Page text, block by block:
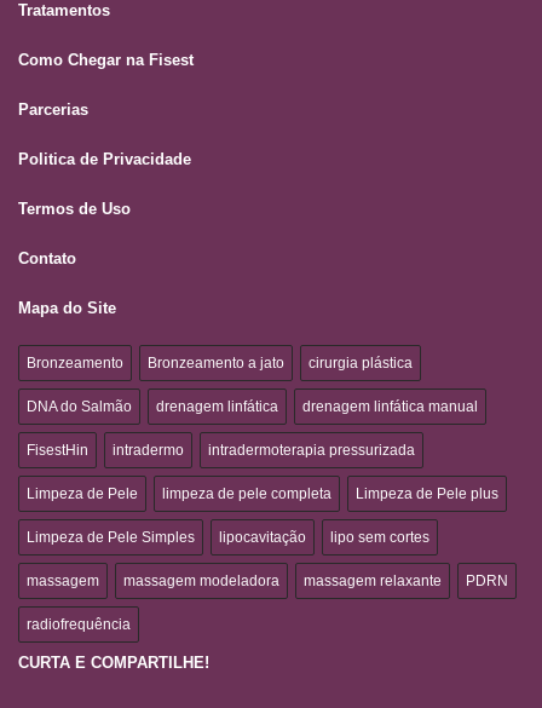
Tratamentos
Como Chegar na Fisest
Parcerias
Politica de Privacidade
Termos de Uso
Contato
Mapa do Site
Bronzeamento Bronzeamento a jato cirurgia plástica
DNA do Salmão drenagem linfática drenagem linfática manual
FisestHin intradermo intradermoterapia pressurizada
Limpeza de Pele limpeza de pele completa Limpeza de Pele plus
Limpeza de Pele Simples lipocavitação lipo sem cortes
massagem massagem modeladora massagem relaxante PDRN
radiofrequência
CURTA E COMPARTILHE!